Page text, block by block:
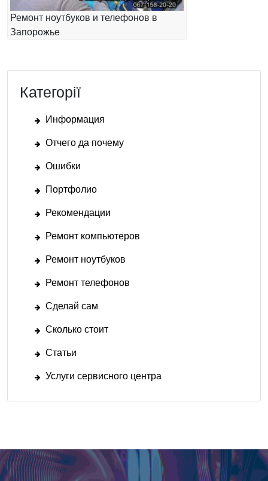
Ремонт ноутбуков и телефонов в
Запорожье
Категорії
Информация
Отчего да почему
Ошибки
Портфолио
Рекомендации
Ремонт компьютеров
Ремонт ноутбуков
Ремонт телефонов
Сделай сам
Сколько стоит
Статьи
Услуги сервисного центра